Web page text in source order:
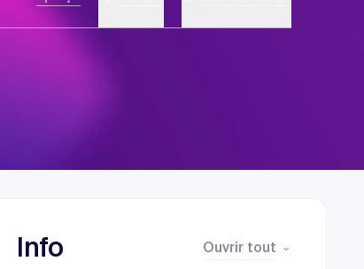
Info Ouvrir tout